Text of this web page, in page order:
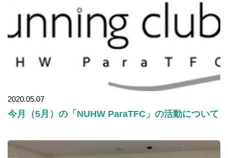
2020.05.07
今月（5月）の「NUHW ParaTFC」の活動について